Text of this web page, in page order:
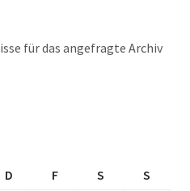
für das angefragte Archiv
D F S
S